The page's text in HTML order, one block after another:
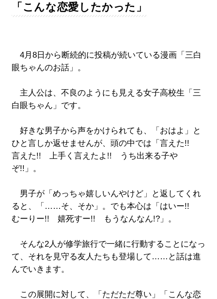
「こんな恋愛したかった」
4月8日から断続的に投稿が続いている漫画「三白
眼ちゃんのお話」。
主人公は、不良のようにも見える女子高校生「三
白眼ちゃん」です。
好きな男子から声をかけられても、「おはよ」と
ひと言しか返せませんが、頭の中では「言えた!!
言えた!! 上手く言えたよ!! うち出来る子や
ぞ!!」。
男子が「めっちゃ嬉しいんやけど」と返してくれ
ると、「……そ、そか」。でも本心は「はいー!!
むーりー!! 嬉死すー!! もうなんなん!?」。
そんな2人が修学旅行で一緒に行動することになっ
て、それを見守る友人たちも登場して……と話は進
んでいきます。
この展開に対して、「ただただ尊い」「こんな恋